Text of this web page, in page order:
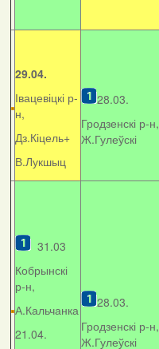
29.04.
Івацевіцкі р-
н,
Дз.Кіцель+
В.Лукшыц
28.03.
Гродзенскі р-н,
Ж.Гулеўскі
31.03
Кобрынскі
р-н,
А.Кальчанка
21.04.
28.03.
Гродзенскі р-н,
Ж.Гулеўскі